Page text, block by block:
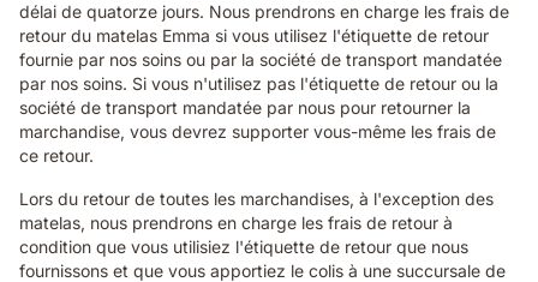
délai de quatorze jours. Nous prendrons en charge les frais de
retour du matelas Emma si vous utilisez l'étiquette de retour
fournie par nos soins ou par la société de transport mandatée
par nos soins. Si vous n'utilisez pas l'étiquette de retour ou la
société de transport mandatée par nous pour retourner la
marchandise, vous devrez supporter vous-même les frais de
ce retour.
Lors du retour de toutes les marchandises, à l'exception des
matelas, nous prendrons en charge les frais de retour à
condition que vous utilisiez l'étiquette de retour que nous
fournissons et que vous apportiez le colis à une succursale de